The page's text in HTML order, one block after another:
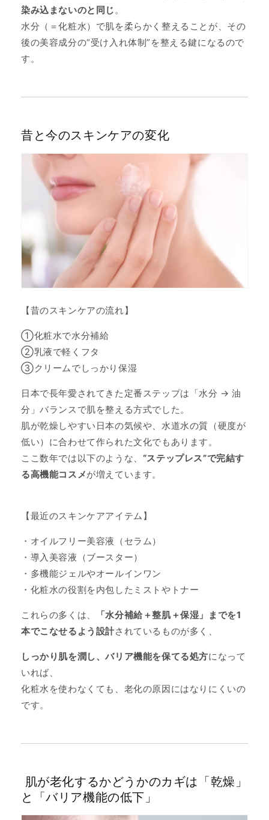
染み込まないのと同じ。
水分（＝化粧水）で肌を柔らかく整えることが、その
後の美容成分の“受け入れ体制”を整える鍵になるので
す。
昔と今のスキンケアの変化
【昔のスキンケアの流れ】
①化粧水で水分補給
②乳液で軽くフタ
③クリームでしっかり保湿
日本で長年愛されてきた定番ステップは「水分 → 油
分」バランスで肌を整える方式でした。
肌が乾燥しやすい日本の気候や、水道水の質（硬度が
低い）に合わせて作られた文化でもあります。
ここ数年では以下のような、 “ステップレス”で完結す
る高機能コスメが増えています。
【最近のスキンケアアイテム】
・オイルフリー美容液（セラム）
・導入美容液（ブースター）
・多機能ジェルやオールインワン
・化粧水の役割を内包したミストやトナー
これらの多くは、
「水分補給＋整肌＋保湿」までを1
本でこなせるよう設計されているものが多く、
しっかり肌を潤し、バリア機能を保てる処方になって
いれば、
化粧水を使わなくても、老化の原因にはなりにくいの
です。
肌が老化するかどうかのカギは「乾燥」
と「バリア機能の低下」